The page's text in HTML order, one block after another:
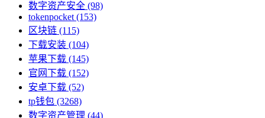
数字资产安全 (98)
tokenpocket (153)
区块链 (115)
下载安装 (104)
苹果下载 (145)
官网下载 (152)
安卓下载 (52)
tp钱包 (3268)
数字资产管理 (44)